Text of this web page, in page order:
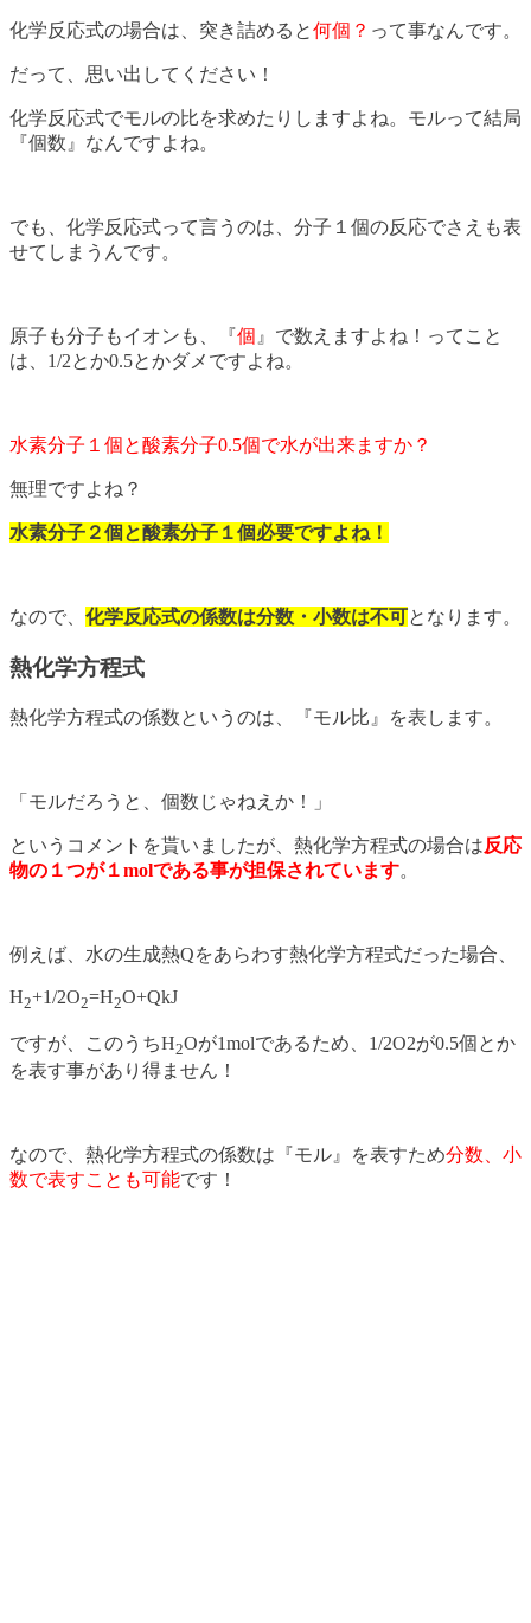
化学反応式の場合は、突き詰めると何個？ って事なんです。
だって、思い出してください！
化学反応式でモルの比を求めたりしますよね。モルって結局
『個数』なんですよね。
でも、化学反応式って言うのは、分子１個の反応でさえも表
せてしまうんです。
原子も分子もイオンも、『個 』で数えますよね！ってこと
は、1/2とか0.5とかダメですよね。
水素分子１個と酸素分子0.5個で水が出来ますか？
無理ですよね？
水素分子２個と酸素分子１個必要ですよね！
なので、 化学反応式の係数は分数・小数は不可となります。
熱化学方程式
熱化学方程式の係数というのは、『モル比』を表します。
「モルだろうと、個数じゃねえか！」
というコメントを貰いましたが、熱化学方程式の場合は反応
物の１つが１molである事が担保されています。
例えば、水の生成熱Qをあらわす熱化学方程式だった場合、
H2+1/2O2=H2O+QkJ
ですが、このうちH2Oが1molであるため、1/2O2が0.5個とか
を表す事があり得ません！
なので、熱化学方程式の係数は『モル』を表すため分数、小
数で表すことも可能です！